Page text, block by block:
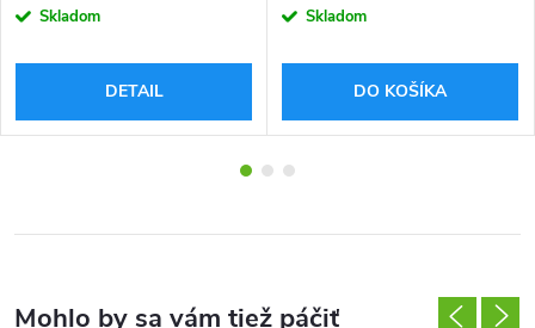
cena:Skladom
DETAIL
cena:Skladom
DO KOŠÍKA